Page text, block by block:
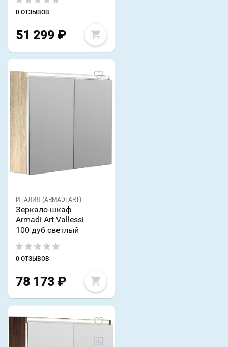
0 ОТЗЫВОВ
51 299 ₽
ИТАЛИЯ (ARMADI ART)
Зеркало-шкаф
Armadi Art Vallessi
100 дуб светлый
0 ОТЗЫВОВ
78 173 ₽